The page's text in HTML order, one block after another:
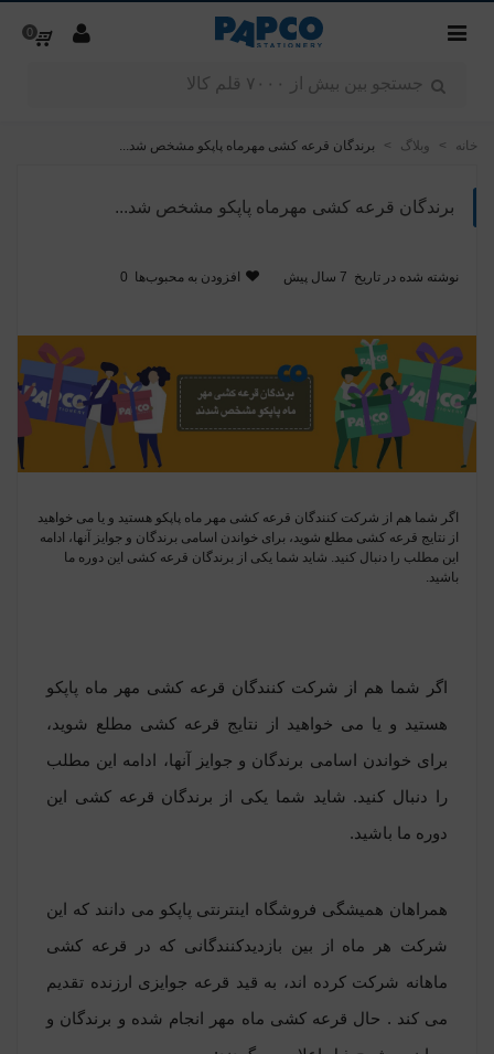
0
خانه > وبلاگ > برندگان قرعه کشی مهرماه پاپکو مشخص شد...
برندگان قرعه کشی مهرماه پاپکو مشخص شد...
نوشته شده در تاریخ 7 سال پیش افزودن به محبوب‌ها 0
اگر شما هم از شرکت کنندگان قرعه کشی مهر ماه پاپکو هستید و یا می خواهید
از نتایج قرعه کشی مطلع شوید، برای خواندن اسامی برندگان و جوایز آنها، ادامه
این مطلب را دنبال کنید. شاید شما یکی از برندگان قرعه کشی این دوره ما
باشید.
اگر شما هم از شرکت کنندگان قرعه کشی مهر ماه پاپکو
هستید و یا می خواهید از نتایج قرعه کشی مطلع شوید،
برای خواندن اسامی برندگان و جوایز آنها، ادامه این مطلب
را دنبال کنید. شاید شما یکی از برندگان قرعه کشی این
دوره ما باشید.
همراهان همیشگی فروشگاه اینترنتی پاپکو می دانند که این
شرکت هر ماه از بین بازدیدکنندگانی که در قرعه کشی
ماهانه شرکت کرده اند، به قید قرعه جوایزی ارزنده تقدیم
می کند . حال قرعه کشی ماه مهر انجام شده و برندگان و